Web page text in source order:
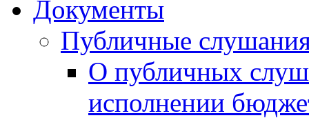
Документы
Публичные
О публичных
исполнении